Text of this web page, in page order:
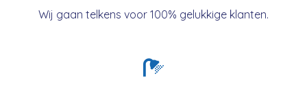
Wij gaan telkens voor 100% gelukkige klanten.